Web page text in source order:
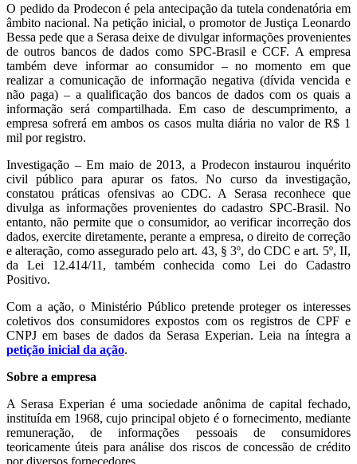
O pedido da Prodecon é pela antecipação da tutela condenatória em
âmbito nacional. Na petição inicial, o promotor de Justiça Leonardo
Bessa pede que a Serasa deixe de divulgar informações provenientes
de outros bancos de dados como SPC-Brasil e CCF. A empresa
também deve informar ao consumidor – no momento em que
realizar a comunicação de informação negativa (dívida vencida e
não paga) – a qualificação dos bancos de dados com os quais a
informação será compartilhada. Em caso de descumprimento, a
empresa sofrerá em ambos os casos multa diária no valor de R$ 1
mil por registro.
Investigação – Em maio de 2013, a Prodecon instaurou inquérito
civil público para apurar os fatos. No curso da investigação,
constatou práticas ofensivas ao CDC. A Serasa reconhece que
divulga as informações provenientes do cadastro SPC-Brasil. No
entanto, não permite que o consumidor, ao verificar incorreção dos
dados, exercite diretamente, perante a empresa, o direito de correção
e alteração, como assegurado pelo art. 43, § 3º, do CDC e art. 5º, II,
da Lei 12.414/11, também conhecida como Lei do Cadastro
Positivo.
Com a ação, o Ministério Público pretende proteger os interesses
coletivos dos consumidores expostos com os registros de CPF e
CNPJ em bases de dados da Serasa Experian. Leia na íntegra a
petição inicial da ação.
Sobre a empresa
A Serasa Experian é uma sociedade anônima de capital fechado,
instituída em 1968, cujo principal objeto é o fornecimento, mediante
remuneração, de informações pessoais de consumidores
teoricamente úteis para análise dos riscos de concessão de crédito
por diversos fornecedores.